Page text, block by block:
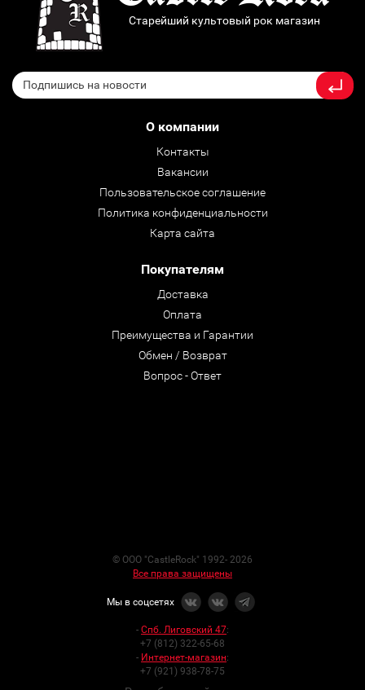
Старейший культовый рок магазин
О компании
Контакты
Вакансии
Пользовательское соглашение
Политика конфиденциальности
Карта сайта
Покупателям
Доставка
Оплата
Преимущества и Гарантии
Обмен / Возврат
Вопрос - Ответ
© ООО "CastleRock" 1992- 2026
Все права защищены
Мы в соцсетях
- Спб. Лиговский 47:
+7 (812) 322-65-68
- Интернет-магазин:
+7 (921) 938-78-75